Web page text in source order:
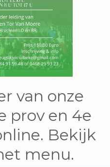
van onze
prov en 4e
Bekijk
menu.